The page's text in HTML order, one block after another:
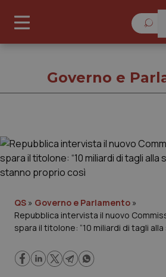
Cronache
Governo e Parlamento
Regioni e Asl
Lavoro e Professioni
Governo e
QS » Governo e Parlamento »
Repubblica intervista il nuovo
spara il titolone: “10 miliardi di tagli alla